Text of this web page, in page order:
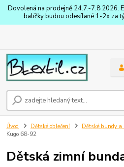
Dovolená na prodejně 24.7.-7.8.2026.
balíčky budou odesílané 1-2x za
Úvod Dětské oblečení Dětské bundy
Kugo 68-92
Dětská zimní